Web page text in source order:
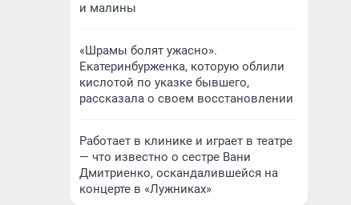
и малины
«Шрамы болят ужасно».
Екатеринбурженка, которую облили
кислотой по указке бывшего,
рассказала о своем восстановлении
Работает в клинике и играет в театре
— что известно о сестре Вани
Дмитриенко, оскандалившейся на
концерте в «Лужниках»